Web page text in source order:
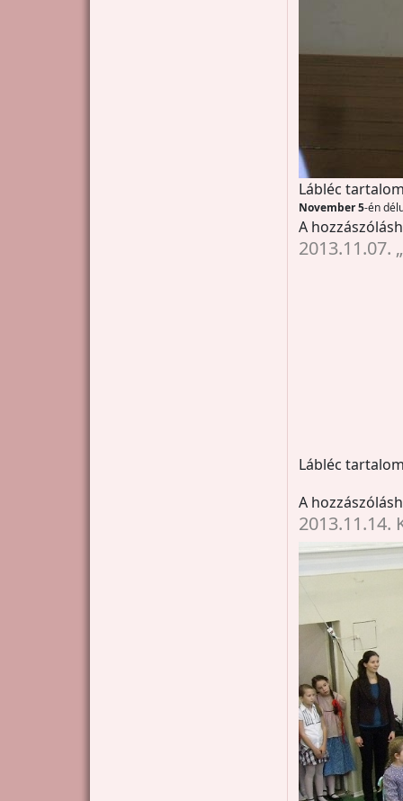
Lábléc
November 5-én
A
2013.11.07.
Lábléc
A